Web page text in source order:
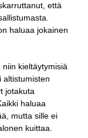
että
haluaa jokainen
kieltäytymisiä
altistumisten
jotakuta
haluaa
mutta sille ei
kuittaa.